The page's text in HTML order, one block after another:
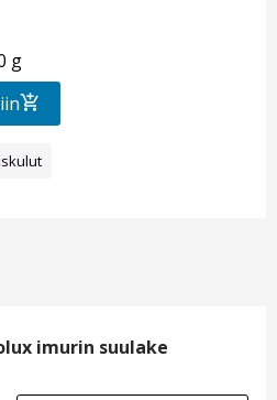
g
imurin suulake